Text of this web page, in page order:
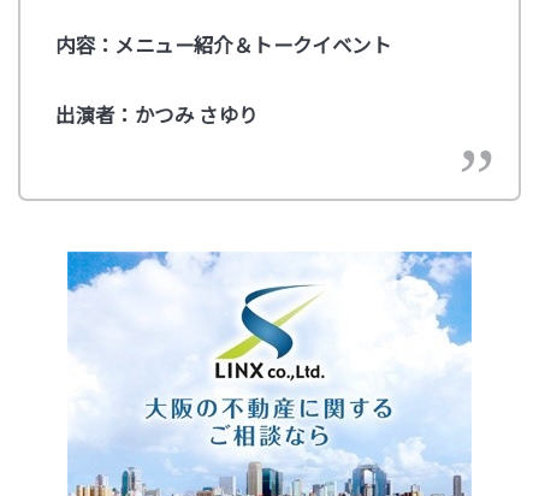
内容：メニュー紹介＆トークイベント
出演者：かつみ さゆり